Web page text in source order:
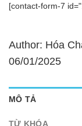
[contact-form-7
Author: Hóa
06/01/2025
MÔ TẢ
TỪ KHÓA